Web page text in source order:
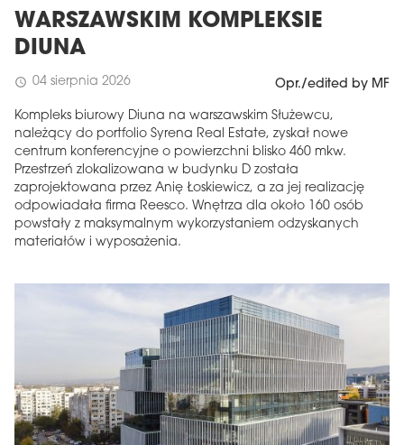
WARSZAWSKIM KOMPLEKSIE
DIUNA
schedule 04 sierpnia 2026 Opr./edited by MF
Kompleks biurowy Diuna na warszawskim Służewcu,
należący do portfolio Syrena Real Estate, zyskał nowe
centrum konferencyjne o powierzchni blisko 460 mkw.
Przestrzeń zlokalizowana w budynku D została
zaprojektowana przez Anię Łoskiewicz, a za jej realizację
odpowiadała firma Reesco. Wnętrza dla około 160 osób
powstały z maksymalnym wykorzystaniem odzyskanych
materiałów i wyposażenia.